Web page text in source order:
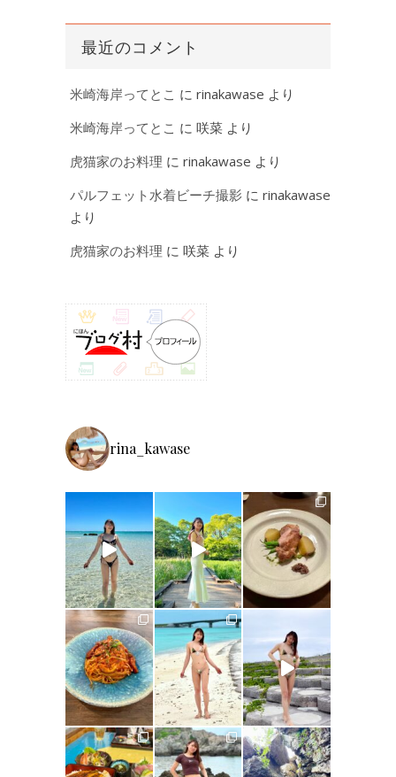
最近のコメント
米崎海岸ってとこ に rinakawase より
米崎海岸ってとこ に 咲菜 より
虎猫家のお料理 に rinakawase より
パルフェット水着ビーチ撮影 に rinakawase
より
虎猫家のお料理 に 咲菜 より
rina_kawase